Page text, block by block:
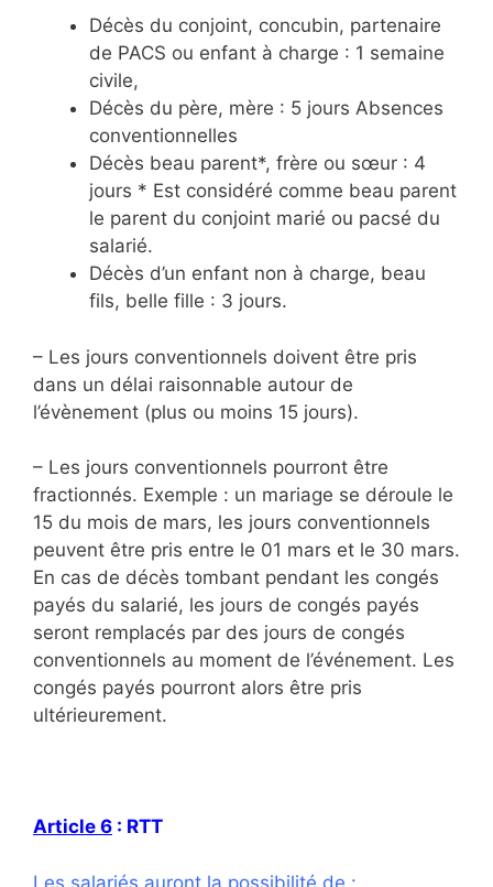
Décès du conjoint, concubin, partenaire
de PACS ou enfant à charge : 1 semaine
civile,
Décès du père, mère : 5 jours Absences
conventionnelles
Décès beau parent*, frère ou sœur : 4
jours * Est considéré comme beau parent
le parent du conjoint marié ou pacsé du
salarié.
Décès d’un enfant non à charge, beau
fils, belle fille : 3 jours.
– Les jours conventionnels doivent être pris
dans un délai raisonnable autour de
l’évènement (plus ou moins 15 jours).
– Les jours conventionnels pourront être
fractionnés. Exemple : un mariage se déroule le
15 du mois de mars, les jours conventionnels
peuvent être pris entre le 01 mars et le 30 mars.
En cas de décès tombant pendant les congés
payés du salarié, les jours de congés payés
seront remplacés par des jours de congés
conventionnels au moment de l’événement. Les
congés payés pourront alors être pris
ultérieurement.
Article 6 : RTT
Les salariés auront la possibilité de :